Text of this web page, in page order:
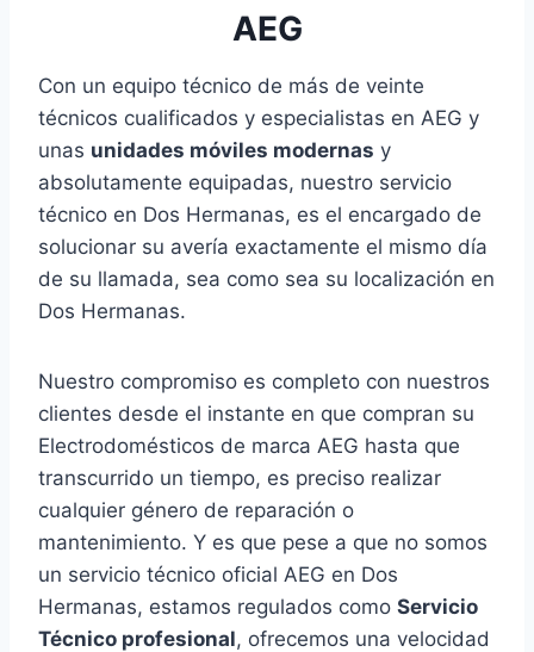
AEG
Con un equipo técnico de más de veinte
técnicos cualificados y especialistas en AEG y
unas unidades móviles modernas y
absolutamente equipadas, nuestro servicio
técnico en Dos Hermanas, es el encargado de
solucionar su avería exactamente el mismo día
de su llamada, sea como sea su localización en
Dos Hermanas.
Nuestro compromiso es completo con nuestros
clientes desde el instante en que compran su
Electrodomésticos de marca AEG hasta que
transcurrido un tiempo, es preciso realizar
cualquier género de reparación o
mantenimiento. Y es que pese a que no somos
un servicio técnico oficial AEG en Dos
Hermanas, estamos regulados como Servicio
Técnico profesional, ofrecemos una velocidad